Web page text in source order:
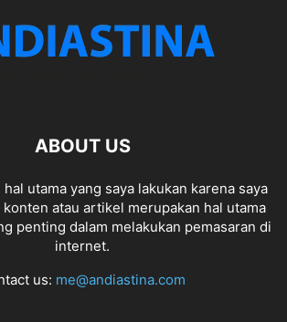
ABOUT US
utama yang saya lakukan karena saya
konten atau artikel merupakan hal utama
penting dalam melakukan pemasaran di
internet.
us: me@andiastina.com